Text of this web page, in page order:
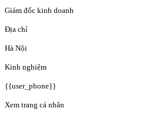
Giám đốc kinh doanh
Địa chỉ
Hà Nội
Kinh nghiệm
{{user_phone}}
Xem trang cá nhân